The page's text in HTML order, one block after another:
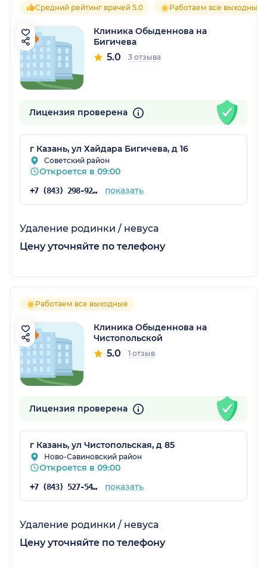
Средний рейтинг врачей 5.0 Работаем все выходные
Клиника Обыденнова на
Бигичева
5.0 3 отзыва
Лицензия проверена
г Казань, ул Хайдара Бигичева, д 16
Советский район
Откроется в 09:00
+7 (843) 298-92-04 показать
Удаление родинки / невуса
Цену уточняйте по телефону
Работаем все выходные
Клиника Обыденнова на
Чистопольской
5.0 1 отзыв
Лицензия проверена
г Казань, ул Чистопольская, д 85
Ново-Савиновский район
Откроется в 09:00
+7 (843) 527-54-54 показать
Удаление родинки / невуса
Цену уточняйте по телефону